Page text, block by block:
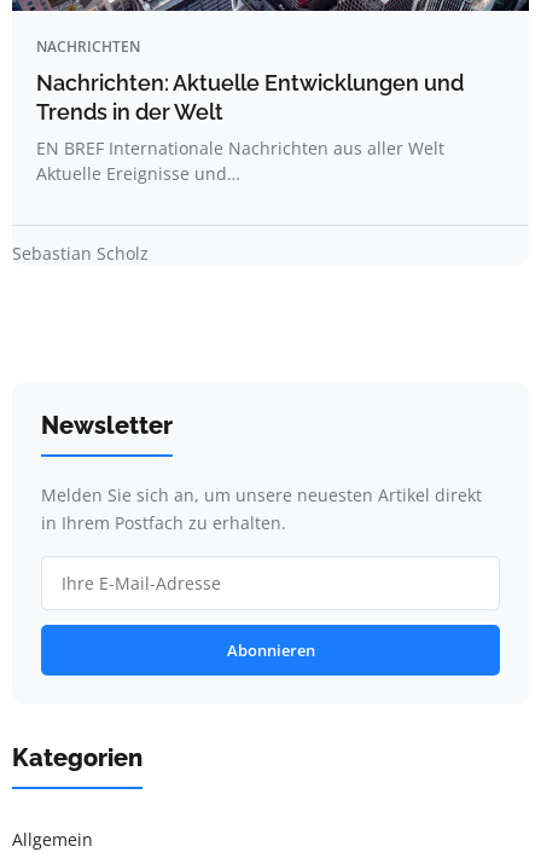
NACHRICHTEN
Nachrichten: Aktuelle Entwicklungen und
Trends in der Welt
EN BREF Internationale Nachrichten aus aller Welt
Aktuelle Ereignisse und…
Sebastian Scholz
Newsletter
Melden Sie sich an, um unsere neuesten Artikel direkt
in Ihrem Postfach zu erhalten.
Abonnieren
Kategorien
Allgemein